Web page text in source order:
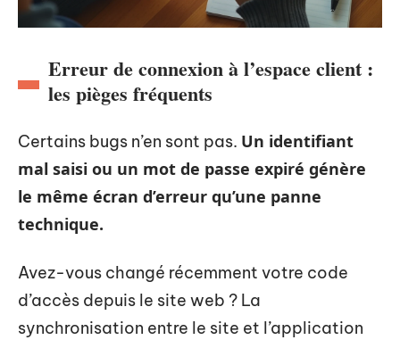
Erreur de connexion à l’espace client :
les pièges fréquents
Certains bugs n’en sont pas. Un identifiant
mal saisi ou un mot de passe expiré génère
le même écran d’erreur qu’une panne
technique.
Avez-vous changé récemment votre code
d’accès depuis le site web ? La
synchronisation entre le site et l’application